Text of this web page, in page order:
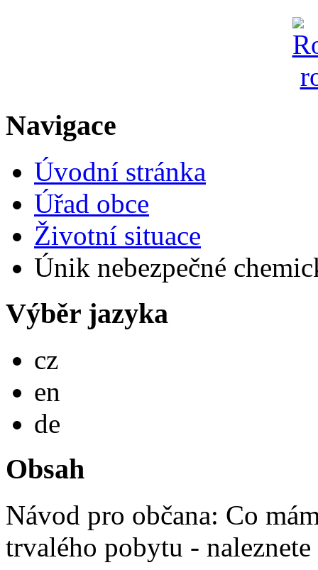
Navigace
Úvodní stránka
Úřad obce
Životní situace
Únik nebezpečné
Výběr jazyka
cz
en
de
Obsah
Návod pro občana: Co
trvalého pobytu - naleznete